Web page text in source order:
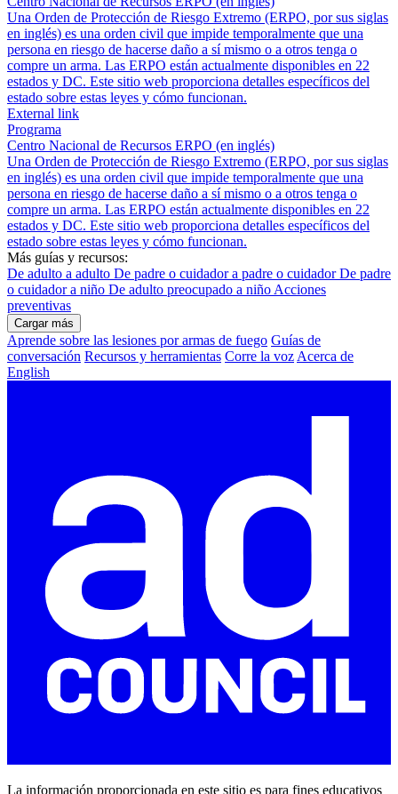
Una Orden de Protección de Riesgo Extremo (ERPO, por sus siglas
en inglés) es una orden civil que impide temporalmente que una
persona en riesgo de hacerse daño a sí mismo o a otros tenga o
compre un arma. Las ERPO están actualmente disponibles en 22
estados y DC. Este sitio web proporciona detalles específicos del
estado sobre estas leyes y cómo funcionan.
External link
Programa
Centro Nacional de Recursos ERPO (en inglés)
Una Orden de Protección de Riesgo Extremo (ERPO, por sus siglas
en inglés) es una orden civil que impide temporalmente que una
persona en riesgo de hacerse daño a sí mismo o a otros tenga o
compre un arma. Las ERPO están actualmente disponibles en 22
estados y DC. Este sitio web proporciona detalles específicos del
estado sobre estas leyes y cómo funcionan.
Más guías y recursos:
De adulto a adulto De padre o cuidador a padre o cuidador De padre
o cuidador a niño De adulto preocupado a niño Acciones
preventivas
Cargar más
Aprende sobre las lesiones por armas de fuego Guías de
conversación Recursos y herramientas Corre la voz Acerca de
English
La información proporcionada en este sitio es para fines educativos